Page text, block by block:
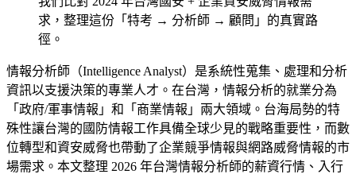
求，整理這份「特考 → 分析師 → 顧問」的真實路
徑。
情報分析師（Intelligence Analyst）是系統性蒐集、處理和分析
資訊以支援決策的專業人才。在台灣，情報分析的就業分為
「政府/軍事情報」和「商業情報」兩大領域。台海局勢的特
殊性讓台灣的國防情報工作具備全球少見的戰略重要性，而數
位轉型和資安威脅也帶動了企業競爭情報與網路威脅情報的市
場需求。本文整理 2026 年台灣情報分析師的薪資行情、入行